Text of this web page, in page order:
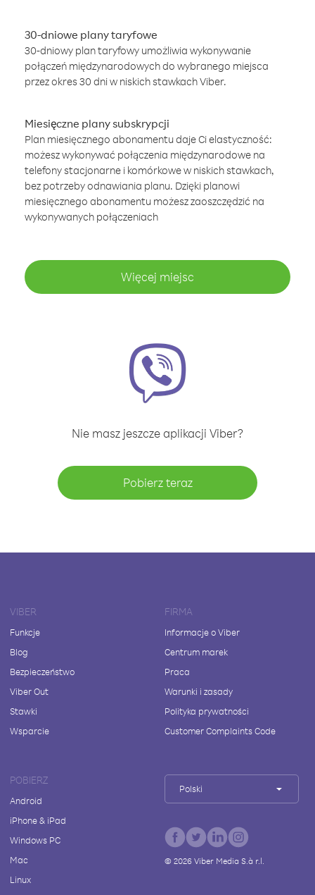
30-dniowe plany taryfowe
30-dniowy plan taryfowy umożliwia wykonywanie
połączeń międzynarodowych do wybranego miejsca
przez okres 30 dni w niskich stawkach Viber.
Miesięczne plany subskrypcji
Plan miesięcznego abonamentu daje Ci elastyczność:
możesz wykonywać połączenia międzynarodowe na
telefony stacjonarne i komórkowe w niskich stawkach,
bez potrzeby odnawiania planu. Dzięki planowi
miesięcznego abonamentu możesz zaoszczędzić na
wykonywanych połączeniach
Więcej miejsc
Nie masz jeszcze aplikacji Viber?
Pobierz teraz
VIBER
Funkcje
Blog
Bezpieczeństwo
Viber Out
Stawki
Wsparcie
FIRMA
Informacje o Viber
Centrum marek
Praca
Warunki i zasady
Polityka prywatności
Customer Complaints Code
POBIERZ
Android
iPhone & iPad
Windows PC
Mac
Linux
Polski
© 2026Viber Media S.à r.l.